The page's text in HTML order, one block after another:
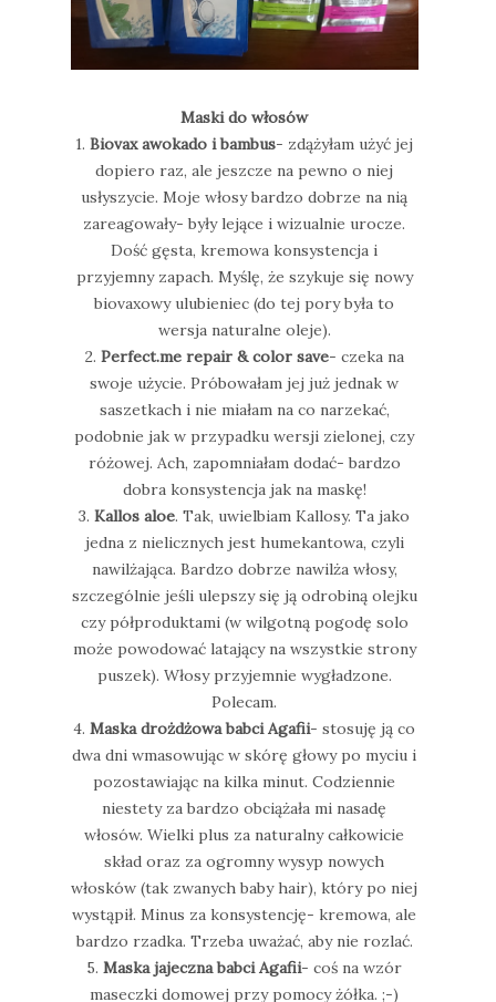
Maski do włosów
1.Biovax awokado i bambus- zdążyłam użyć jej
dopiero raz, ale jeszcze na pewno o niej
usłyszycie. Moje włosy bardzo dobrze na nią
zareagowały- były lejące i wizualnie urocze.
Dość gęsta, kremowa konsystencja i
przyjemny zapach. Myślę, że szykuje się nowy
biovaxowy ulubieniec (do tej pory była to
wersja naturalne oleje).
2. Perfect.me repair & color save- czeka na
swoje użycie. Próbowałam jej już jednak w
saszetkach i nie miałam na co narzekać,
podobnie jak w przypadku wersji zielonej, czy
różowej. Ach, zapomniałam dodać- bardzo
dobra konsystencja jak na maskę!
3.Kallos aloe. Tak, uwielbiam Kallosy. Ta jako
jedna z nielicznych jest humekantowa, czyli
nawilżająca. Bardzo dobrze nawilża włosy,
szczególnie jeśli ulepszy się ją odrobiną olejku
czy półproduktami (w wilgotną pogodę solo
może powodować latający na wszystkie strony
puszek). Włosy przyjemnie wygładzone.
Polecam.
4.Maska drożdżowa babci Agafii- stosuję ją co
dwa dni wmasowując w skórę głowy po myciu i
pozostawiając na kilka minut. Codziennie
niestety za bardzo obciążała mi nasadę
włosów. Wielki plus za naturalny całkowicie
skład oraz za ogromny wysyp nowych
włosków (tak zwanych baby hair), który po niej
wystąpił. Minus za konsystencję- kremowa, ale
bardzo rzadka. Trzeba uważać, aby nie rozlać.
5.Maska jajeczna babci Agafii- coś na wzór
maseczki domowej przy pomocy żółka. ;-)